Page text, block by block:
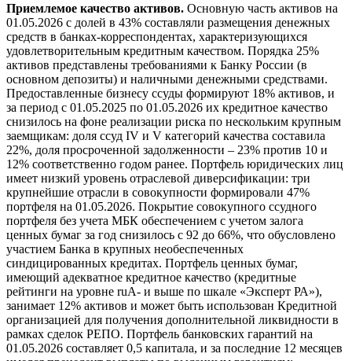
Приемлемое качество активов. Основную часть активов на
01.05.2026 с долей в 43% составляли размещения денежных
средств в банках-корреспондентах, характеризующихся
удовлетворительным кредитным качеством. Порядка 25%
активов представлены требованиями к Банку России (в
основном депозиты) и наличными денежными средствами.
Предоставленные бизнесу ссуды формируют 18% активов, и
за период с 01.05.2025 по 01.05.2026 их кредитное качество
снизилось на фоне реализации риска по нескольким крупным
заемщикам: доля ссуд IV и V категорий качества составила
22%, доля просроченной задолженности – 23% против 10 и
12% соответственно годом ранее. Портфель юридических лиц
имеет низкий уровень отраслевой диверсификации: три
крупнейшие отрасли в совокупности формировали 47%
портфеля на 01.05.2026. Покрытие совокупного ссудного
портфеля без учета МБК обеспечением с учетом залога
ценных бумаг за год снизилось с 92 до 66%, что обусловлено
участием Банка в крупных необеспеченных
синдицированных кредитах. Портфель ценных бумаг,
имеющий адекватное кредитное качество (кредитные
рейтинги на уровне ruA- и выше по шкале «Эксперт РА»),
занимает 12% активов и может быть использован Кредитной
организацией для получения дополнительной ликвидности в
рамках сделок РЕПО. Портфель банковских гарантий на
01.05.2026 составляет 0,5 капитала, и за последние 12 месяцев